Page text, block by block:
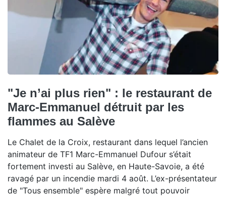
"Je n’ai plus rien" : le restaurant de
Marc-Emmanuel détruit par les
flammes au Salève
Le Chalet de la Croix, restaurant dans lequel l’ancien
animateur de TF1 Marc-Emmanuel Dufour s’était
fortement investi au Salève, en Haute-Savoie, a été
ravagé par un incendie mardi 4 août. L’ex-présentateur
de "Tous ensemble" espère malgré tout pouvoir